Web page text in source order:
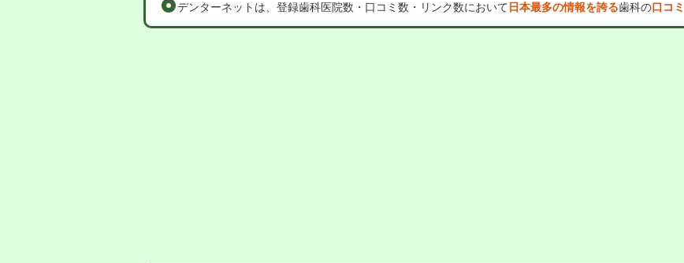
デンターネットは、登録歯科医院数・口コミ数・リンク数において 日本最多の情報を誇る歯科の口コ